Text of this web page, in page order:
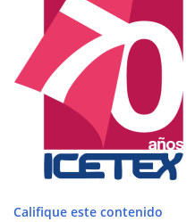
Califique este contenido